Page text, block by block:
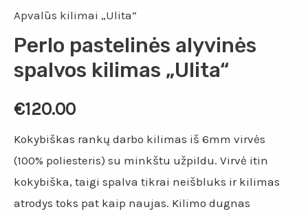
Apvalūs kilimai „Ulita“
Perlo pastelinės alyvinės
spalvos kilimas „Ulita“
€120.00
Kokybiškas rankų darbo kilimas iš 6mm virvės
(100% poliesteris) su minkštu užpildu. Virvė itin
kokybiška, taigi spalva tikrai neišbluks ir kilimas
atrodys toks pat kaip naujas. Kilimo dugnas